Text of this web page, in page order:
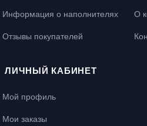
Информация о наполнителях
Отзывы покупателей
О
ЛИЧНЫЙ КАБИНЕТ
Мой профиль
Мои заказы